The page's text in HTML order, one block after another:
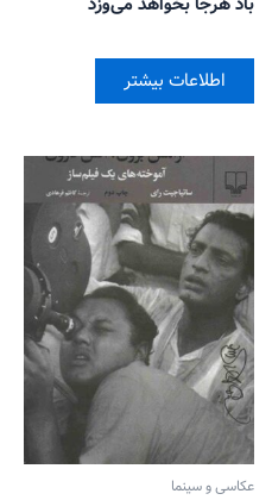
اطلاعات بیشتر
عکاسی و سینما